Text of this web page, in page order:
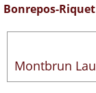
Bonrepos-Riquet